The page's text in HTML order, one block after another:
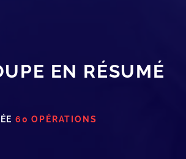
EN RÉSUMÉ
60 OPÉRATIONS